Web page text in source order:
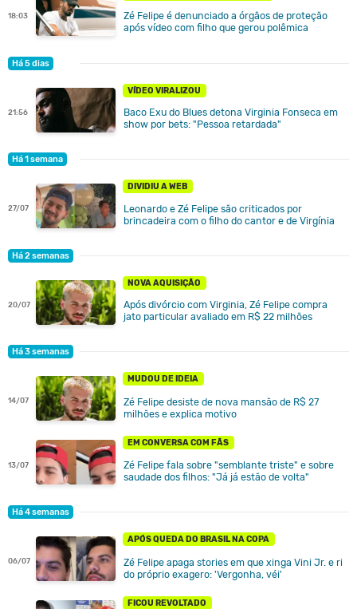
18:03
Zé Felipe é denunciado a órgãos de proteção
após vídeo com filho que gerou polêmica
Há 5 dias
21:56
VÍDEO VIRALIZOU
Baco Exu do Blues detona Virginia Fonseca em
show por bets: "Pessoa retardada"
Há 1 semana
27/07
DIVIDIU A WEB
Leonardo e Zé Felipe são criticados por
brincadeira com o filho do cantor e de Virgínia
Há 2 semanas
20/07
NOVA AQUISIÇÃO
Após divórcio com Virginia, Zé Felipe compra
jato particular avaliado em R$ 22 milhões
Há 3 semanas
14/07
MUDOU DE IDEIA
Zé Felipe desiste de nova mansão de R$ 27
milhões e explica motivo
13/07
EM CONVERSA COM FÃS
Zé Felipe fala sobre "semblante triste" e sobre
saudade dos filhos: "Já já estão de volta"
Há 4 semanas
06/07
APÓS QUEDA DO BRASIL NA COPA
Zé Felipe apaga stories em que xinga Vini Jr. e ri
do próprio exagero: 'Vergonha, véi'
FICOU REVOLTADO